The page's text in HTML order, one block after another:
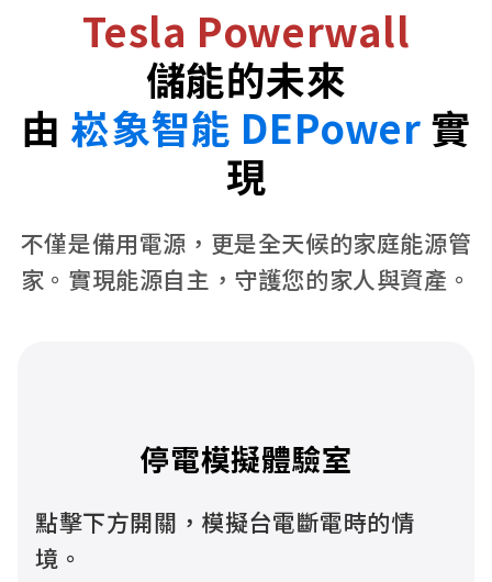
Tesla Powerwall
儲能的未來
由 崧象智能 DEPower實
現
不僅是備用電源，更是全天候的家庭能源管
家。實現能源自主，守護您的家人與資產。
停電模擬體驗室
點擊下方開關，模擬台電斷電時的情
境。